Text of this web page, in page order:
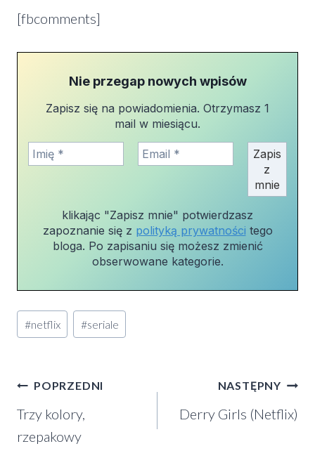
[fbcomments]
Nie przegap nowych wpisów
Zapisz się na powiadomienia. Otrzymasz 1
mail w miesiącu.
klikając "Zapisz mnie" potwierdzasz
zapoznanie się z polityką prywatności tego
bloga. Po zapisaniu się możesz zmienić
obserwowane kategorie.
Tagi
wpisu:
#netflix #seriale
Nawigacja
wpisu
POPRZEDNI
Trzy kolory,
rzepakowy
NASTĘPNY
Derry Girls (Netflix)